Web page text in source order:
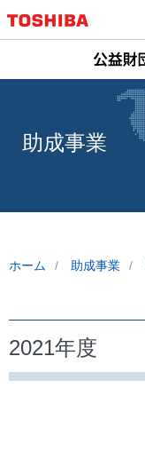
助成事業
ホーム 助成事業
2021年度